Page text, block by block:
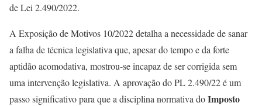
de Lei 2.490/2022.
A Exposição de Motivos 10/2022 detalha a necessidade de sanar
a falha de técnica legislativa que, apesar do tempo e da forte
aptidão acomodativa, mostrou-se incapaz de ser corrigida sem
uma intervenção legislativa. A aprovação do PL 2.490/22 é um
passo significativo para que a disciplina normativa doImposto